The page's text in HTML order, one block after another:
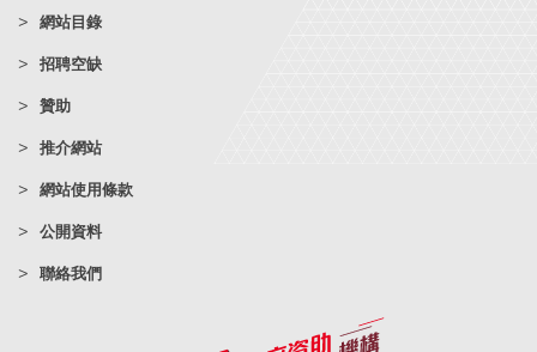
網站目錄
招聘空缺
贊助
推介網站
網站使用條款
公開資料
聯絡我們